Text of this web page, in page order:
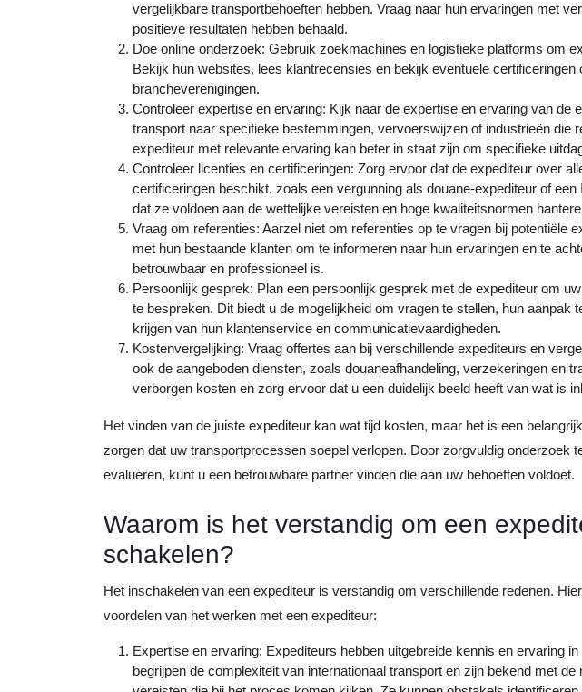
vergelijkbare transportbehoeften hebben. Vraag naar hun ervaringen met
positieve resultaten hebben behaald.
Doe online onderzoek: Gebruik zoekmachines en logistieke platforms om
Bekijk hun websites, lees klantrecensies en bekijk eventuele certificeringen
brancheverenigingen.
Controleer expertise en ervaring: Kijk naar de expertise en ervaring van de
transport naar specifieke bestemmingen, vervoerswijzen of industrieën die
expediteur met relevante ervaring kan beter in staat zijn om specifieke
Controleer licenties en certificeringen: Zorg ervoor dat de expediteur over
certificeringen beschikt, zoals een vergunning als douane-expediteur of
dat ze voldoen aan de wettelijke vereisten en hoge kwaliteitsnormen
Vraag om referenties: Aarzel niet om referenties op te vragen bij potentiële
met hun bestaande klanten om te informeren naar hun ervaringen en te
betrouwbaar en professioneel is.
Persoonlijk gesprek: Plan een persoonlijk gesprek met de expediteur om
te bespreken. Dit biedt u de mogelijkheid om vragen te stellen, hun aanpak
krijgen van hun klantenservice en communicatievaardigheden.
Kostenvergelijking: Vraag offertes aan bij verschillende expediteurs en
ook de aangeboden diensten, zoals douaneafhandeling, verzekeringen en
verborgen kosten en zorg ervoor dat u een duidelijk beeld heeft van wat is
Het vinden van de juiste expediteur kan wat tijd kosten, maar het is een
zorgen dat uw transportprocessen soepel verlopen. Door zorgvuldig onderzoek
evalueren, kunt u een betrouwbare partner vinden die aan uw behoeften voldoet.
Waarom is het verstandig om een
schakelen?
Het inschakelen van een expediteur is verstandig om verschillende redenen.
voordelen van het werken met een expediteur:
Expertise en ervaring: Expediteurs hebben uitgebreide kennis en ervaring
begrijpen de complexiteit van internationaal transport en zijn bekend met